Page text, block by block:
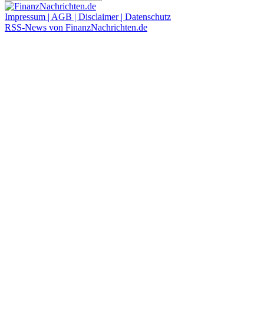
Impressum | AGB | Disclaimer | Datenschutz
RSS-News von FinanzNachrichten.de